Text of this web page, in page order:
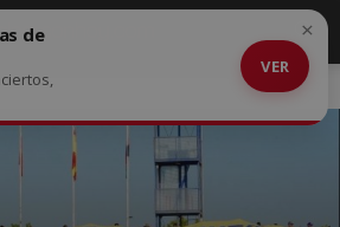
de
VER
×